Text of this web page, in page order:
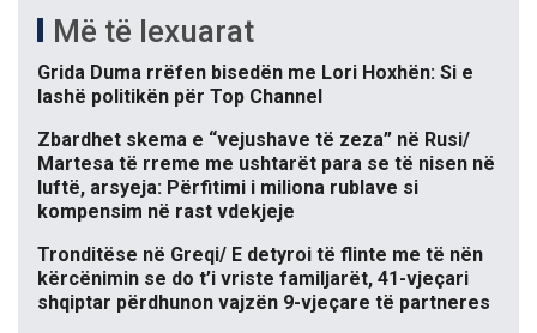
Më të lexuarat
Grida Duma rrëfen bisedën me Lori Hoxhën: Si e
lashë politikën për Top Channel
Zbardhet skema e “vejushave të zeza” në Rusi/
Martesa të rreme me ushtarët para se të nisen në
luftë, arsyeja: Përfitimi i miliona rublave si
kompensim në rast vdekjeje
Tronditëse në Greqi/ E detyroi të flinte me të nën
kërcënimin se do t’i vriste familjarët, 41-vjeçari
shqiptar përdhunon vajzën 9-vjeçare të partneres